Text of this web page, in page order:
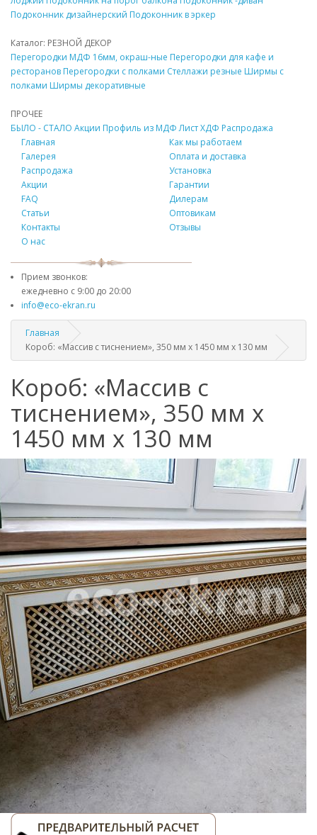
Подоконник дизайнерский Подоконник в эркер
Каталог: РЕЗНОЙ ДЕКОР
Перегородки МДФ 16мм, окраш-ные Перегородки для кафе и
ресторанов Перегородки с полками Стеллажи резные Ширмы с
полками Ширмы декоративные
ПРОЧЕЕ
БЫЛО - СТАЛО Акции Профиль из МДФ Лист ХДФ Распродажа
Главная
Галерея
Распродажа
Акции
FAQ
Статьи
Контакты
О нас
Как мы работаем
Оплата и доставка
Установка
Гарантии
Дилерам
Оптовикам
Отзывы
Прием звонков:
ежедневно с 9:00 до 20:00
info@eco-ekran.ru
Главная
Короб: «Массив с тиснением», 350 мм х 1450 мм х 130 мм
Короб: «Массив с
тиснением», 350 мм х
1450 мм х 130 мм